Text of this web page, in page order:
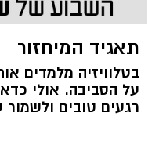
תאגיד המיחזור
בטלוויזיה מלמדים
על הסביבה. אולי
רגעים טובים